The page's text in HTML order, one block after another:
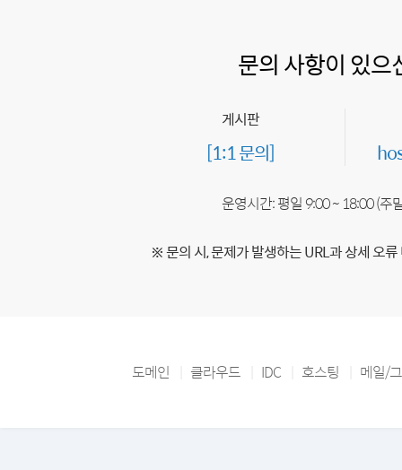
문의 사항이 있으
게시판
[1:1 문의]
운영시간: 평일 9:00 ~ 18:00 (주
※ 문의 시, 문제가 발생하는 URL과 상세 오
도메인 클라우드 IDC 호스팅 메일/